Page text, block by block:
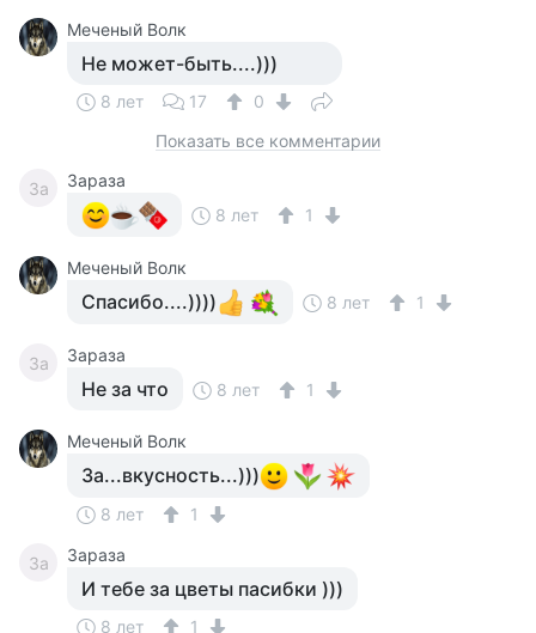
Меченый Волк
Не может-быть....)))
8 лет 17
0
Показать все комментарии
За
Зараза
8 лет
1
Меченый Волк
Спасибо....)))) 8 лет 1
За Зараза
Не за что 8 лет 1
Меченый Волк
За...вкусность...)))
8 лет 1
За Зараза
И тебе за цветы пасибки )))
8 лет 1